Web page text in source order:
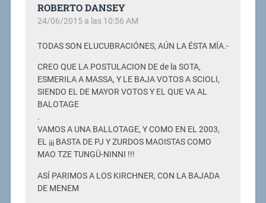
ROBERTO DANSEY
24/06/2015 a las 10:56 AM
TODAS SON ELUCUBRACIÓNES, AÚN LA ÉSTA MÍA.-
CREO QUE LA POSTULACION DE de la SOTA,
ESMERILA A MASSA, Y LE BAJA VOTOS A SCIOLI,
SIENDO EL DE MAYOR VOTOS Y EL QUE VA AL
BALOTAGE
.
VAMOS A UNA BALLOTAGE, Y COMO EN EL 2003,
EL ¡¡¡ BASTA DE PJ Y ZURDOS MAOISTAS COMO
MAO TZE TUNGÜ-NINNI !!!
ASÍ PARIMOS A LOS KIRCHNER, CON LA BAJADA
DE MENEM